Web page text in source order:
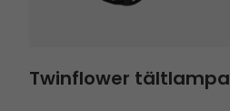
Twinflower tältlampa